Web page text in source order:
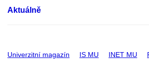
Aktuálně
Univerzitní magazín IS MU INET MU